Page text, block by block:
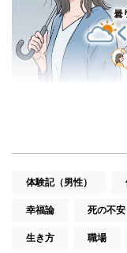
体験記（男性）
幸福論 死の不安
生き方 職場